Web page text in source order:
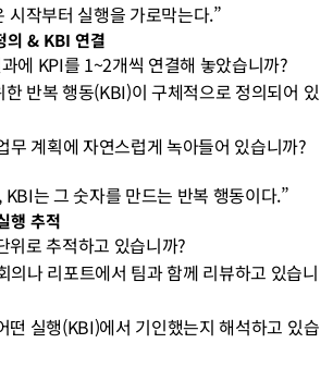
시작부터 실행을 가로막는다.”
의 & KBI 연결
에 KPI를 1~2개씩 연결해 놓았습니까?
반복 행동(KBI)이 구체적으로 정의되어 있
무 계획에 자연스럽게 녹아들어 있습니까?
는 그 숫자를 만드는 반복 행동이다.”
행 추적
위로 추적하고 있습니까?
의나 리포트에서 팀과 함께 리뷰하고 있습니
떤 실행(KBI)에서 기인했는지 해석하고 있습